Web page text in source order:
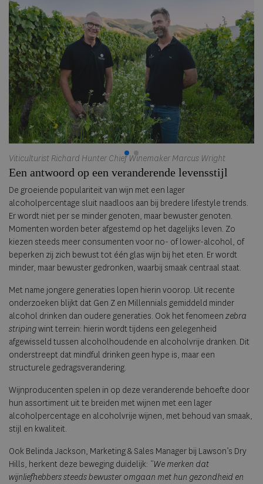
Viticulturist Richard Hunter Chief Winemaker Marcus Wright
Een antwoord op een veranderende levensstijl
De groeiende populariteit van wijn met een lager
alcoholpercentage sluit naadloos aan bij bredere lifestyle trends.
Er wordt niet per se minder genoten, maar bewuster genoten.
Momenten worden beter afgestemd op het dagelijks leven. Zo
kiezen steeds meer consumenten voor no- of lower-alcohol, of
beperken zij zich bewust tot één glas wijn bij het eten. Er wordt
minder, maar bewuster gedronken, waarbij smaak centraal staat.
Met name jongere generaties lopen hierin voorop. Uit recente
onderzoeken blijkt dat Gen Z en Millennials gemiddeld minder
alcohol drinken dan oudere generaties. Ook het fenomeen zebra
stripingwint terrein: hierin wordt tijdens een gelegenheid
afgewisseld tussen alcoholhoudende en alcoholvrije dranken. Dit
onderstreept dat mindful drinken geen hype is, maar een
structurele gedragsverandering.
Wijnproducenten spelen in op deze veranderende behoefte door
hun assortiment uit te breiden met wijnen met een lager
alcoholpercentage en alcoholvrije wijnen, met behoud van smaak,
stijl en kwaliteit.
Ook Belinda Jackson, Marketing & Sales Manager bij Lawson’s Dry
Hills, herkent deze beweging duidelijk: “We merken dat
wijnliefhebbers steeds bewuster omgaan met hun gezondheid en